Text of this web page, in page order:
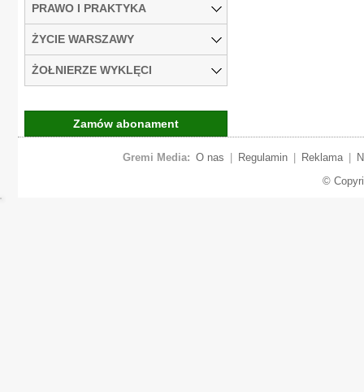
PRAWO I PRAKTYKA
ŻYCIE WARSZAWY
ŻOŁNIERZE WYKLĘCI
Zamów abonament
Gremi Media: O nas Regulamin Reklama
©